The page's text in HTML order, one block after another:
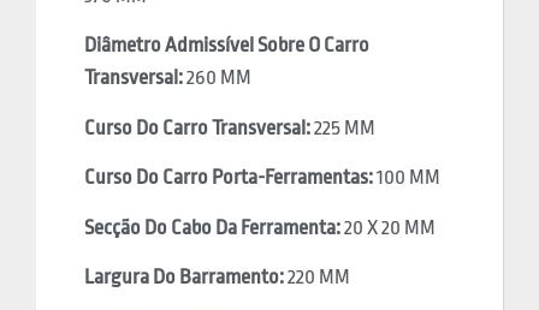
Diâmetro Admissível Sobre O Carro
Transversal:260 MM
Curso Do Carro Transversal:225 MM
Curso Do Carro Porta-Ferramentas:100 MM
Secção Do Cabo Da Ferramenta:20 X 20 MM
Largura Do Barramento:220 MM